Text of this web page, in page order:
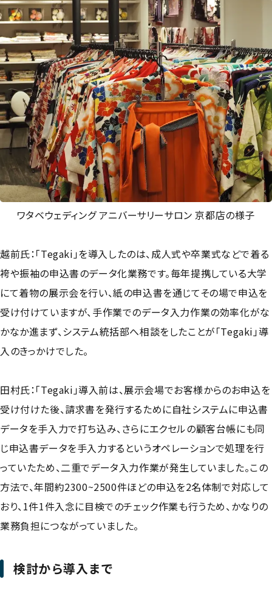
ワタベウェディング アニバーサリーサロン 京都店の様子
越前氏：「Tegaki」を導入したのは、成人式や卒業式などで着る
袴や振袖の申込書のデータ化業務です。毎年提携している大学
にて着物の展示会を行い、紙の申込書を通じてその場で申込を
受け付けていますが、手作業でのデータ入力作業の効率化がな
かなか進まず、システム統括部へ相談をしたことが「Tegaki」導
入のきっかけでした。
田村氏：「Tegaki」導入前は、展示会場でお客様からのお申込を
受け付けた後、請求書を発行するために自社システムに申込書
データを手入力で打ち込み、さらにエクセルの顧客台帳にも同
じ申込書データを手入力するというオペレーションで処理を行
っていたため、二重でデータ入力作業が発生していました。この
方法で、年間約2300~2500件ほどの申込を2名体制で対応して
おり、1件1件入念に目検でのチェック作業も行うため、かなりの
業務負担につながっていました。
検討から導入まで